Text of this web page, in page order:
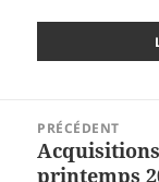
l’article
PRÉCÉDENT
Article
précédent :
printemps